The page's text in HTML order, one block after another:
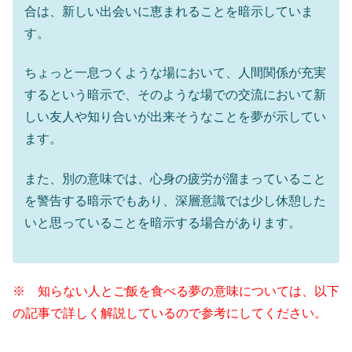
合は、新しい出会いに恵まれることを暗示していま
す。
ちょっと一息つくような場において、人間関係が充実
するという暗示で、そのような場での交流において新
しい友人や知り合いが出来そうなことを夢が示してい
ます。
また、別の意味では、心身の疲労が溜まっていること
を警告する暗示でもあり、深層意識では少し休憩した
いと思っていることを暗示する場合があります。
※ 知らない人とご飯を食べる夢の意味については、以下
の記事で詳しく解説しているので参考にしてください。